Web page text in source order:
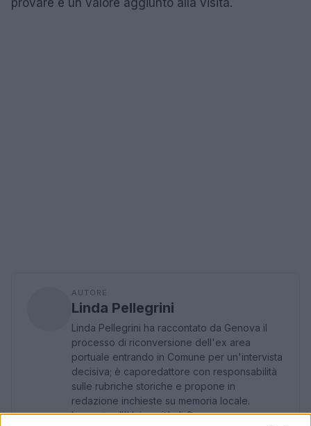
AUTORE
Linda Pellegrini
Linda Pellegrini ha raccontato da Genova il
processo di riconversione dell'ex area
portuale entrando in Comune per un'intervista
decisiva; è caporedattore con responsabilità
sulle rubriche storiche e propone in
redazione inchieste su memoria locale.
Laureata all'Università di Genova, conserva